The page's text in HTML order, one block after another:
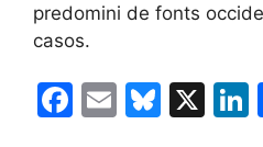
predomini de fonts
casos.
F
E
Bl X